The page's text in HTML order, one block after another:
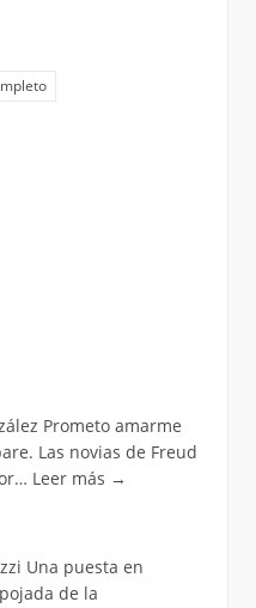
Prometo amarme
Las novias de Freud
Leer más →
Una puesta en
de la